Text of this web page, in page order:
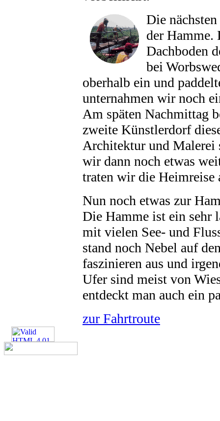
Die
der Hamme.
Dachboden
bei
oberhalb ein und
unternahmen wir noch
Am späten Nachmittag
zweite Künstlerdorf
Architektur und Malerei
wir dann noch etwas
traten wir die Heimreise
Nun noch etwas zur
Die Hamme ist ein sehr
mit vielen See- und
stand noch Nebel auf
faszinieren aus und
Ufer sind meist von
entdeckt man auch ein
zur Fahrtroute